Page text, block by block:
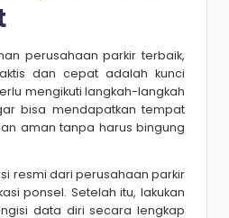
perusahaan parkir terbaik,
dan cepat adalah kunci
mengikuti langkah-langkah
bisa mendapatkan tempat
aman tanpa harus bingung
resmi dari perusahaan parkir
ponsel. Setelah itu, lakukan
data diri secara lengkap